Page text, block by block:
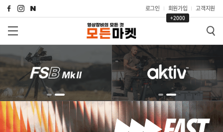
로그인 회원가입
+2000
고객지원